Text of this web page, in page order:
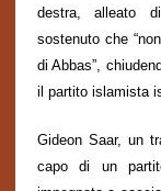
destra,alleato
sostenuto che
di Abbas”,
i partito islamista
Gideon Saar, un
capo di un